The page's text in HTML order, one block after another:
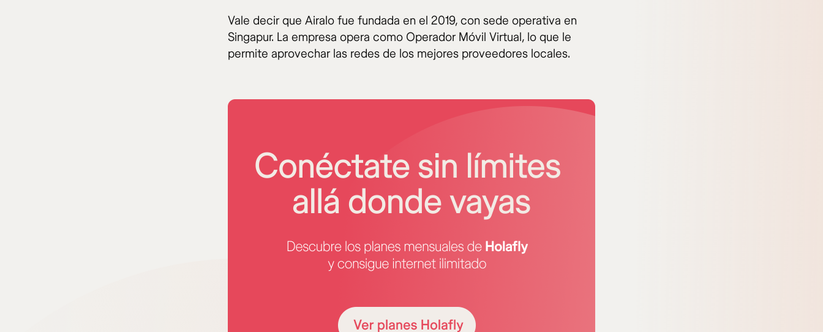
Vale decir que Airalo fue fundada en el 2019, con sede operativa en
Singapur. La empresa opera como Operador Móvil Virtual, lo que le
permite aprovechar las redes de los mejores proveedores locales.